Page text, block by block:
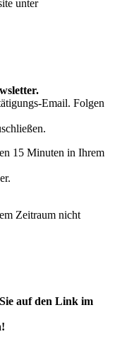
unter
Email. Folgen
15 Minuten in Ihrem
Zeitraum nicht
auf den Link im